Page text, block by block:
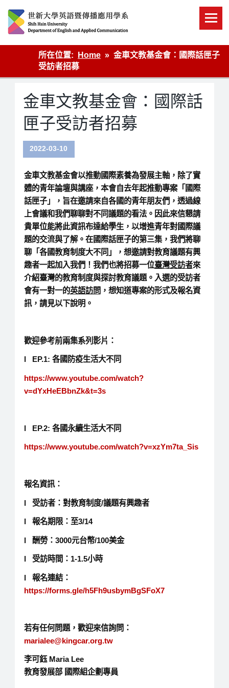
content
英語傳播
所在位置:
Home
金車文教基金會：國際話匣子
受訪者招募
金車文教基金會：國際話
匣子受訪者招募
2022-03-10
金車文教基金會以推動國際素養為發展主軸，除了實
體的青年論壇與講座，本會自去年起推動專案「國際
話匣子」
，旨在邀請來自各國的青年朋友們，透過線
上會議和我們聊聊對不同議題的看法。因此來信懇請
貴單位能將此資訊布達給學生，以增進青年對國際議
題的交流與了解。在國際話匣子的第三集，我們將聊
聊「各國教育制度大不同」，想邀請對教育議題有興
趣者一起加入我們！我們也將招募一位臺灣受訪者來
介紹臺灣的教育制度與探討教育議題。入選的受訪者
會有一對一的英語訪問 ，想知道專案的形式及報名資
訊，請見以下說明。
歡迎參考前兩集系列影片：
l EP.1: 各國防疫生活大不同
https://www.youtube.com/watch?
v=dYxHeEBbnZk&t=3s
l EP.2: 各國永續生活大不同
https://www.youtube.com/watch?v=xzYm7ta_Sis
報名資訊：
l 受訪者：對教育制度/議題有興趣者
l 報名期限：至3/14
l 酬勞：3000元台幣/100美金
l 受訪時間：1-1.5小時
l 報名連結：
https://forms.gle/h5Fh9usbymBgSFoX7
若有任何問題，歡迎來信詢問：
marialee@kingcar.org.tw
李可鈺 Maria Lee
教育發展部 國際組企劃專員